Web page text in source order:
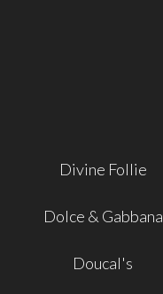
Divine Follie
Dolce & Gabbana
Doucal's